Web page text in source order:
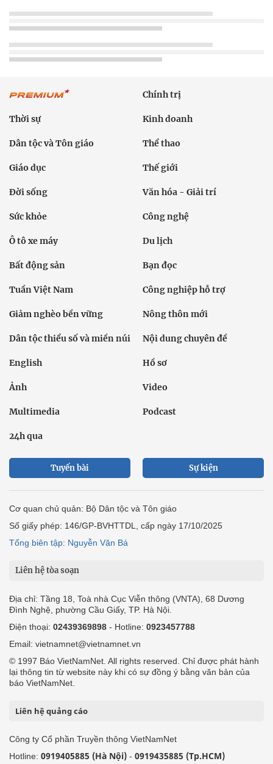
Chính trị
Thời sự Kinh doanh
Dân tộc và Tôn giáo Thể thao
Giáo dục Thế giới
Đời sống Văn hóa - Giải trí
Sức khỏe Công nghệ
Ô tô xe máy Du lịch
Bất động sản Bạn đọc
Tuần Việt Nam Công nghiệp hỗ trợ
Giảm nghèo bền vững Nông thôn mới
Dân tộc thiểu số và miền núi Nội dung chuyên đề
English Hồ sơ
Ảnh Video
Multimedia Podcast
24h qua
Tuyến bài Sự kiện
Cơ quan chủ quản: Bộ Dân tộc và Tôn giáo
Số giấy phép: 146/GP-BVHTTDL, cấp ngày 17/10/2025
Tổng biên tập: Nguyễn Văn Bá
Liên hệ tòa soạn
Địa chỉ: Tầng 18, Toà nhà Cục Viễn thông (VNTA), 68 Dương
Đình Nghệ, phường Cầu Giấy, TP. Hà Nội.
Điện thoại: 02439369898 - Hotline: 0923457788
Email: vietnamnet@vietnamnet.vn
© 1997 Báo VietNamNet. All rights reserved. Chỉ được phát hành
lại thông tin từ website này khi có sự đồng ý bằng văn bản của
báo VietNamNet.
Liên hệ quảng cáo
Công ty Cổ phần Truyền thông VietNamNet
Hotline: 0919405885 (Hà Nội) - 0919435885 (Tp.HCM)